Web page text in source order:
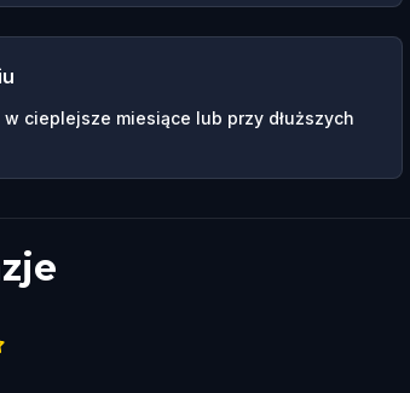
w cieplejsze miesiące lub przy dłuższych